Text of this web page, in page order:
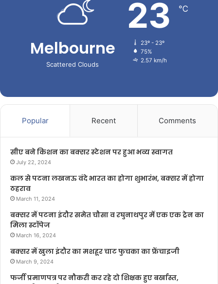
Melbourne
Scattered Clouds
23 ℃
23º - 23º
75%
2.57 km/h
Popular Recent Comments
सीए बने किशन का बक्सर स्टेशन पर हुआ भव्य स्वागत
July 22, 2024
कल से पटना लखनऊ वंदे भारत का होगा शुभारंभ, बक्सर में होगा
ठहराव
March 11, 2024
बक्सर में पटना इंदौर समेत चौसा व रघुनाथपुर में एक एक ट्रेन का
मिला स्टॉपेज
March 16, 2024
बक्सर में खुला इंदौर का मशहूर चाट फुचका का फ्रेंचाइजी
March 9, 2024
फर्जी प्रमाणपत्र पर नौकरी कर रहे दो शिक्षक हुए बर्खास्त,